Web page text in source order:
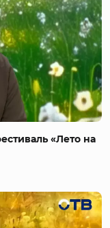
«Лето на